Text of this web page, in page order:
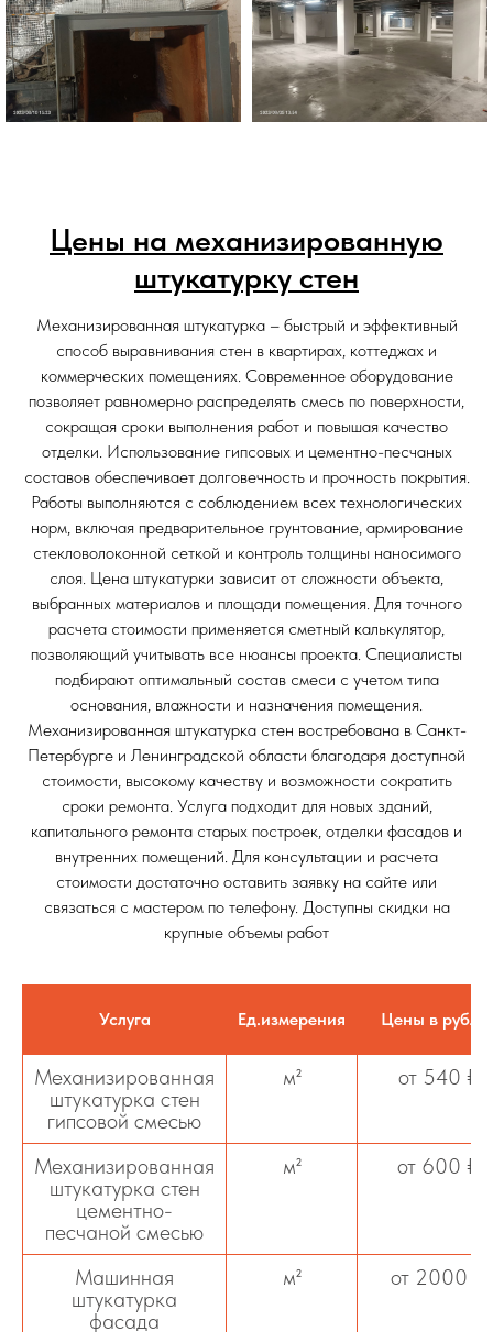
Цены на механизированную
штукатурку стен
Механизированная штукатурка – быстрый и эффективный
способ выравнивания стен в квартирах, коттеджах и
коммерческих помещениях. Современное оборудование
позволяет равномерно распределять смесь по поверхности,
сокращая сроки выполнения работ и повышая качество
отделки. Использование гипсовых и цементно-песчаных
составов обеспечивает долговечность и прочность покрытия.
Работы выполняются с соблюдением всех технологических
норм, включая предварительное грунтование, армирование
стекловолоконной сеткой и контроль толщины наносимого
слоя. Цена штукатурки зависит от сложности объекта,
выбранных материалов и площади помещения. Для точного
расчета стоимости применяется сметный калькулятор,
позволяющий учитывать все нюансы проекта. Специалисты
подбирают оптимальный состав смеси с учетом типа
основания, влажности и назначения помещения.
Механизированная штукатурка стен востребована в Санкт-
Петербурге и Ленинградской области благодаря доступной
стоимости, высокому качеству и возможности сократить
сроки ремонта. Услуга подходит для новых зданий,
капитального ремонта старых построек, отделки фасадов и
внутренних помещений. Для консультации и расчета
стоимости достаточно оставить заявку на сайте или
связаться с мастером по телефону. Доступны скидки на
крупные объемы работ
Услуга Ед.измерения Цены в
Механизированная
штукатурка стен
гипсовой смесью
м² от 540 ₽
Механизированная
штукатурка стен
цементно-
песчаной смесью
м² от 600 ₽
Машинная
штукатурка
фасада
м² от 2000 ₽